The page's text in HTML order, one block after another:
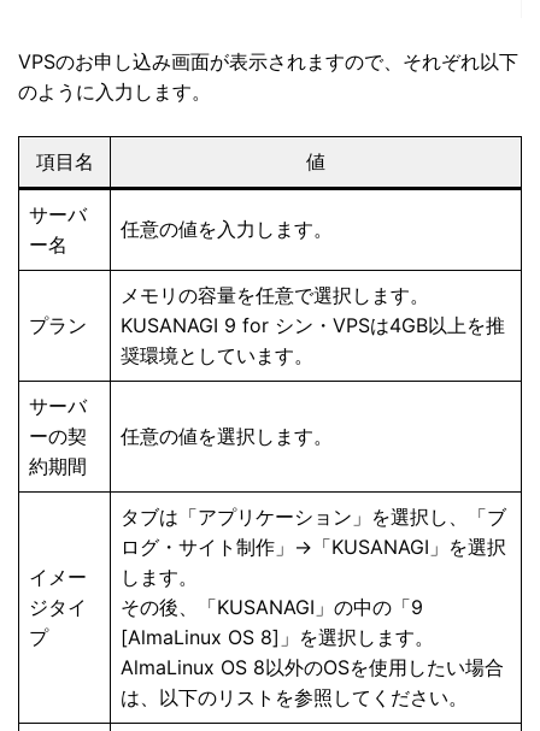
VPSのお申し込み画面が表示されますので、それぞれ以下
のように入力します。
項目名 値
サーバ
ー名
任意の値を入力します。
プラン
メモリの容量を任意で選択します。
KUSANAGI 9 for シン・VPSは4GB以上を推
奨環境としています。
サーバ
ーの契
約期間
任意の値を選択します。
イメー
ジタイ
プ
タブは「アプリケーション」を選択し、「ブ
ログ・サイト制作」->「KUSANAGI」を選択
します。
その後、「KUSANAGI」の中の「9
[AlmaLinux OS 8]」を選択します。
AlmaLinux OS 8以外のOSを使用したい場合
は、以下のリストを参照してください。